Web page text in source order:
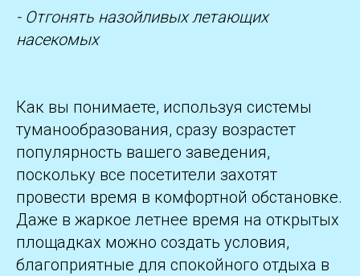
- Отгонять назойливых летающих
насекомых
Как вы понимаете, используя системы
туманообразования, сразу возрастет
популярность вашего заведения,
поскольку все посетители захотят
провести время в комфортной обстановке.
Даже в жаркое летнее время на открытых
площадках можно создать условия,
благоприятные для спокойного отдыха в